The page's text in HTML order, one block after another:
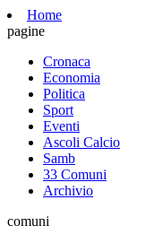
Home
pagine
Cronaca
Economia
Politica
Sport
Eventi
Ascoli Calcio
Samb
33 Comuni
Archivio
comuni